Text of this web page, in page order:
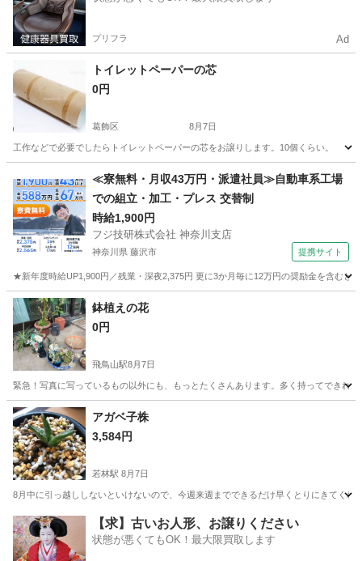
プリフラ Ad
トイレットペーパーの芯
0円
葛飾区 8月7日
工作などで必要でしたらトイレットペーパーの芯をお譲りします。10個くらい。
その他 トイレットペーパー
≪寮無料・月収43万円・派遣社員≫自動車系工場
での組立・加工・プレス 交替制
時給1,900円
フジ技研株式会社 神奈川支店
神奈川県 藤沢市 提携サイト
★新年度時給UP1,900円／残業・深夜2,375円 更に3か月毎に12万円の奨励金を含む
神奈川 藤沢市 その他
鉢植えの花
0円
飛鳥山駅8月7日
緊急！写真に写っているもの以外にも、もっとたくさんあります。多く持ってできれ
東京 北区 飛鳥山駅
アガベ子株
3,584円
若林駅 8月7日
8月中に引っ越ししないといけないので、今週来週までできるだけ早くとりにきてく
東京 世田谷区 若林駅 その他 アガベ
【求】古いお人形、お譲りください
状態が悪くてもOK！最大限買取します